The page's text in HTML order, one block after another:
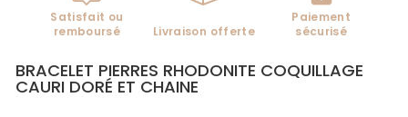
Satisfait ou
remboursé
Livraison offerte
Paiement
sécurisé
BRACELET PIERRES RHODONITE COQUILLAGE
CAURI DORÉ ET CHAINE